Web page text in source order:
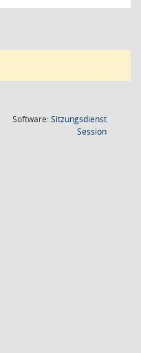
Software:Sitzungsdienst
Session(Wird in